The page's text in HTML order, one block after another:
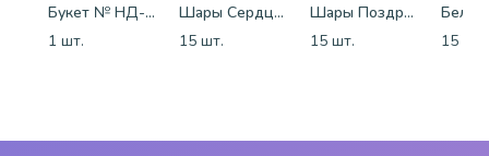
Букет № НД-77
1 шт.
Шары Сердца красные
15 шт.
Шары Поздравления
15 шт.
15 шт.